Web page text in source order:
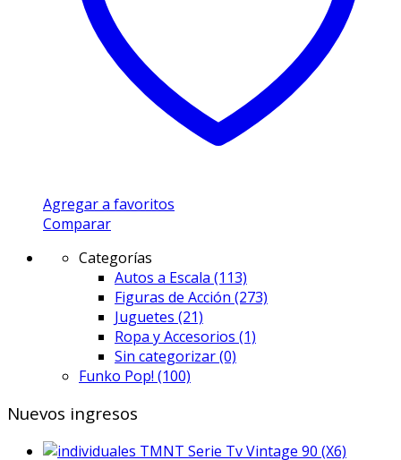
Agregar a favoritos
Comparar
Categorías
Autos a Escala (113)
Figuras de Acción (273)
Juguetes (21)
Ropa y Accesorios (1)
Sin categorizar(0)
Funko Pop! (100)
Nuevos ingresos